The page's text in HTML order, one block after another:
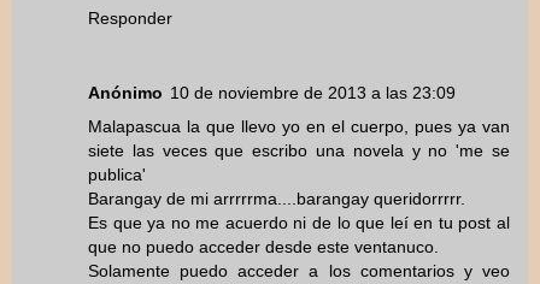
Responder
Anónimo 10 de noviembre de 2013 a las 23:09
Malapascua la que llevo yo en el cuerpo, pues ya van
siete las veces que escribo una novela y no 'me se
publica'
Barangay de mi arrrrrma....barangay queridorrrrr.
Es que ya no me acuerdo ni de lo que leí en tu post al
que no puedo acceder desde este ventanuco.
Solamente puedo acceder a los comentarios y veo